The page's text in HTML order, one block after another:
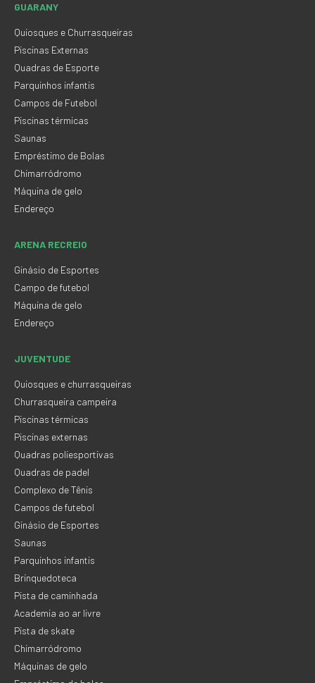
GUARANY
Quiosques e Churrasqueiras
Piscinas Externas
Quadras de Esporte
Parquinhos infantis
Campos de Futebol
Piscinas térmicas
Saunas
Empréstimo de Bolas
Chimarródromo
Máquina de gelo
Endereço
ARENA RECREIO
Ginásio de Esportes
Campo de futebol
Máquina de gelo
Endereço
JUVENTUDE
Quiosques e churrasqueiras
Churrasqueira campeira
Piscinas térmicas
Piscinas externas
Quadras poliesportivas
Quadras de padel
Complexo de Tênis
Campos de futebol
Ginásio de Esportes
Saunas
Parquinhos infantis
Brinquedoteca
Pista de caminhada
Academia ao ar livre
Pista de skate
Chimarródromo
Máquinas de gelo